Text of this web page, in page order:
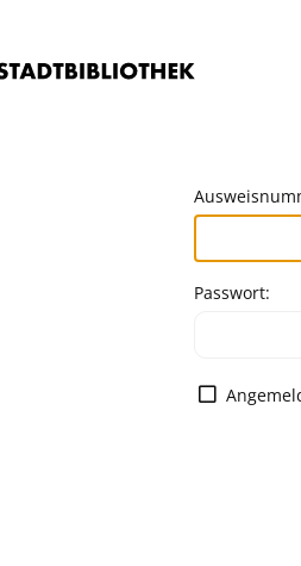
Passwort: